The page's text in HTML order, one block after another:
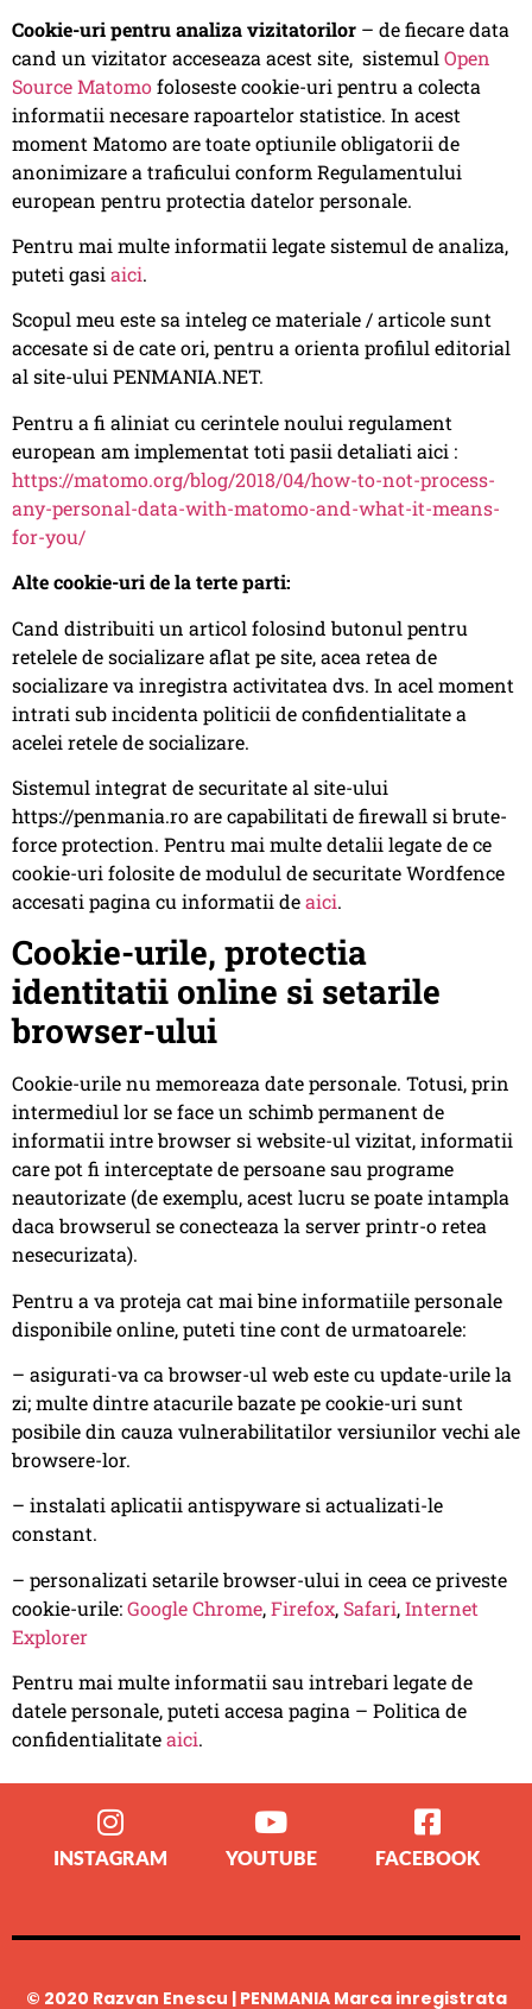
Cookie-uri pentru analiza vizitatorilor – de fiecare data
cand un vizitator acceseaza acest site, sistemul Open
Source Matomofoloseste cookie-uri pentru a colecta
informatii necesare rapoartelor statistice. In acest
moment Matomo are toate optiunile obligatorii de
anonimizare a traficului conform Regulamentului
european pentru protectia datelor personale.
Pentru mai multe informatii legate sistemul de analiza,
puteti gasi aici.
Scopul meu este sa inteleg ce materiale / articole sunt
accesate si de cate ori, pentru a orienta profilul editorial
al site-ului PENMANIA.NET.
Pentru a fi aliniat cu cerintele noului regulament
european am implementat toti pasii detaliati aici :
https://matomo.org/blog/2018/04/how-to-not-process-
any-personal-data-with-matomo-and-what-it-means-
for-you/
Alte cookie-uri de la terte parti:
Cand distribuiti un articol folosind butonul pentru
retelele de socializare aflat pe site, acea retea de
socializare va inregistra activitatea dvs. In acel moment
intrati sub incidenta politicii de confidentialitate a
acelei retele de socializare.
Sistemul integrat de securitate al site-ului
https://penmania.ro are capabilitati de firewall si brute-
force protection. Pentru mai multe detalii legate de ce
cookie-uri folosite de modulul de securitate Wordfence
accesati pagina cu informatii deaici.
Cookie-urile, protectia
identitatii online si setarile
browser-ului
Cookie-urile nu memoreaza date personale. Totusi, prin
intermediul lor se face un schimb permanent de
informatii intre browser si website-ul vizitat, informatii
care pot fi interceptate de persoane sau programe
neautorizate (de exemplu, acest lucru se poate intampla
daca browserul se conecteaza la server printr-o retea
nesecurizata).
Pentru a va proteja cat mai bine informatiile personale
disponibile online, puteti tine cont de urmatoarele:
– asigurati-va ca browser-ul web este cu update-urile la
zi; multe dintre atacurile bazate pe cookie-uri sunt
posibile din cauza vulnerabilitatilor versiunilor vechi ale
browsere-lor.
– instalati aplicatii antispyware si actualizati-le
constant.
– personalizati setarile browser-ului in ceea ce priveste
cookie-urile:Google Chrome,Firefox, Safari,Internet
Explorer
Pentru mai multe informatii sau intrebari legate de
datele personale, puteti accesa pagina – Politica de
confidentialitateaici.
INSTAGRAM YOUTUBE FACEBOOK
© 2020 Razvan Enescu | PENMANIA Marca inregistrata